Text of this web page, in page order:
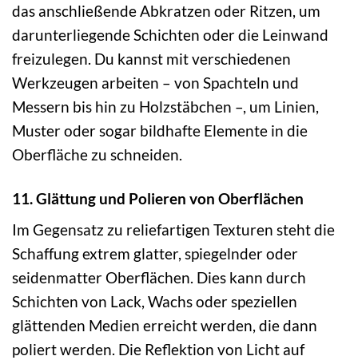
das anschließende Abkratzen oder Ritzen, um
darunterliegende Schichten oder die Leinwand
freizulegen. Du kannst mit verschiedenen
Werkzeugen arbeiten – von Spachteln und
Messern bis hin zu Holzstäbchen –, um Linien,
Muster oder sogar bildhafte Elemente in die
Oberfläche zu schneiden.
11. Glättung und Polieren von Oberflächen
Im Gegensatz zu reliefartigen Texturen steht die
Schaffung extrem glatter, spiegelnder oder
seidenmatter Oberflächen. Dies kann durch
Schichten von Lack, Wachs oder speziellen
glättenden Medien erreicht werden, die dann
poliert werden. Die Reflektion von Licht auf